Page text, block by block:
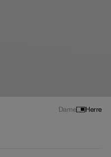
Dame
Herre